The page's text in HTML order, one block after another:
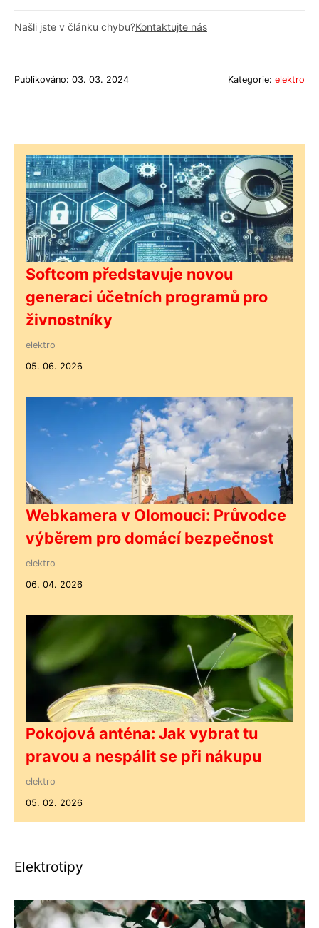
Našli jste v článku chybu?Kontaktujte nás
Publikováno: 03. 03. 2024 Kategorie: elektro
Softcom představuje novou
generaci účetních programů pro
živnostníky
elektro
05. 06. 2026
Webkamera v Olomouci: Průvodce
výběrem pro domácí bezpečnost
elektro
06. 04. 2026
Pokojová anténa: Jak vybrat tu
pravou a nespálit se při nákupu
elektro
05. 02. 2026
Elektrotipy